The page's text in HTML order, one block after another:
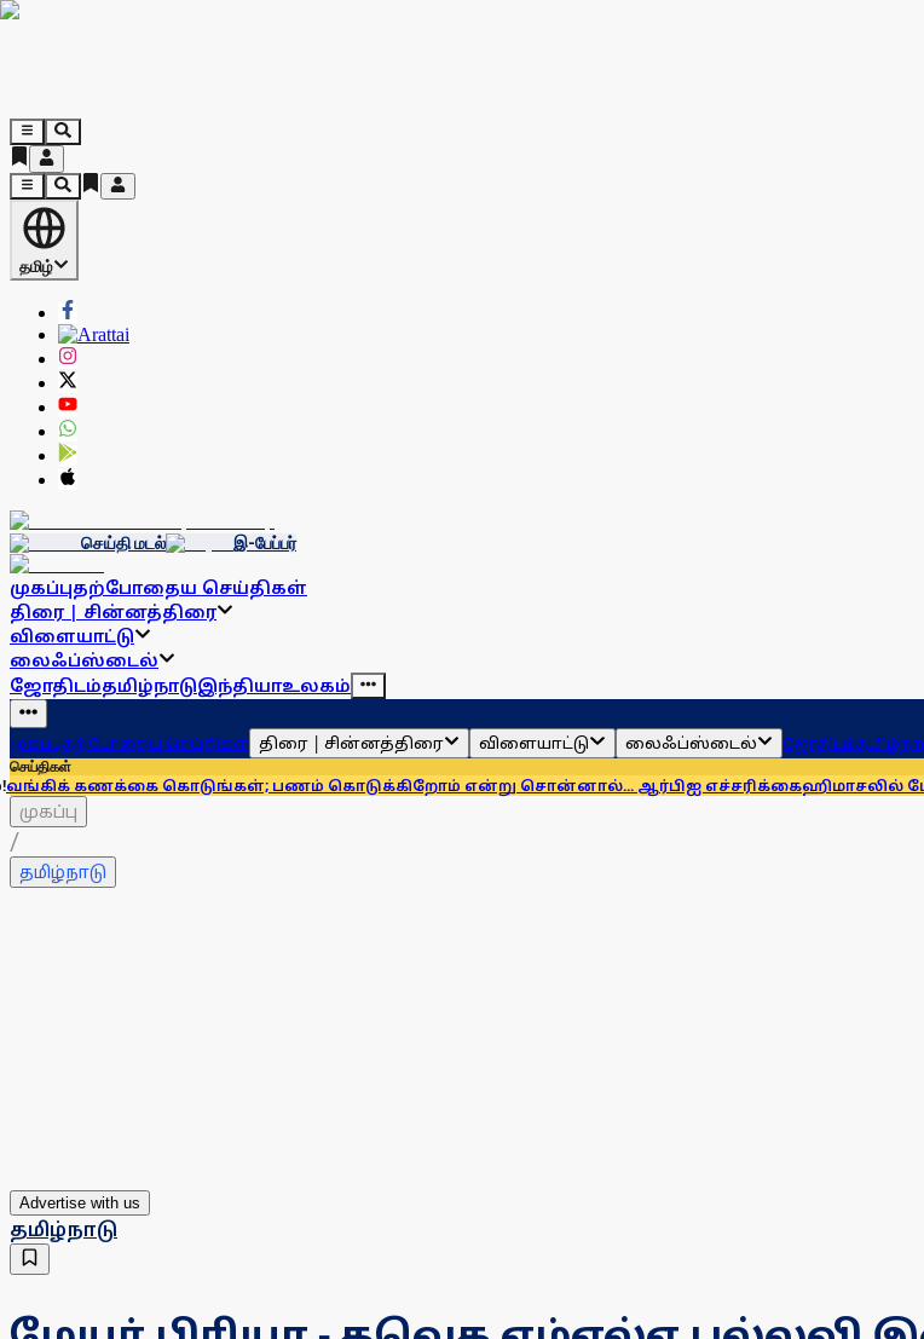
தமிழ்
செய்தி மடல் இ-பேப்பர்
முகப்புதற்போதைய செய்திகள்
திரை | சின்னத்திரை
விளையாட்டு
லைஃப்ஸ்டைல்
ஜோதிடம்தமிழ்நாடுஇந்தியாஉலகம்
முகப்புதற்போதைய செய்திகள் திரை | சின்னத்திரை விளையாட்டு லைஃப்ஸ்டைல் ஜோதிடம்
செய்திகள்
கொடுங்கள்; பணம் கொடுக்கிறோம் என்று சொன்னால்... ஆர்பிஐ எச்சரிக்கைஹிமாசலில் பேருந்து
முகப்பு
/
தமிழ்நாடு
Advertise with us
தமிழ்நாடு